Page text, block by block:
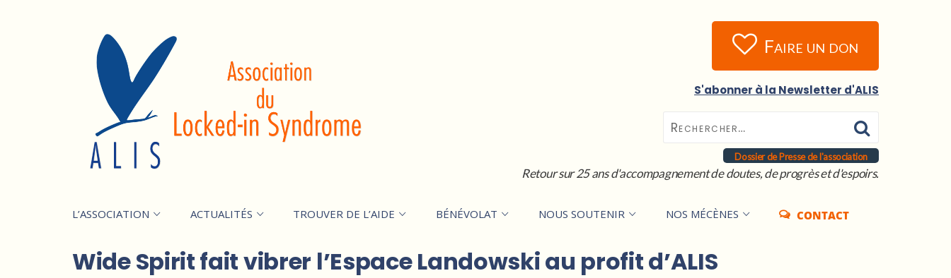
Faire un don
S'abonner à la Newsletter d'ALIS
Dossier de Presse de l'association
Retour sur 25 ans d'accompagnement de doutes, de progrès et d'espoirs.
L’ASSOCIATION ACTUALITÉS TROUVER DE L’AIDE BÉNÉVOLAT NOUS SOUTENIR NOS MÉCÈNES CONTACT
Wide Spirit fait vibrer l’Espace Landowski au profit d’ALIS